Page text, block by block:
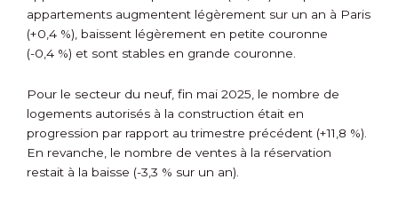
appartements augmentent légèrement sur un an à Paris
(+0,4 %), baissent légèrement en petite couronne
(-0,4 %) et sont stables en grande couronne.
Pour le secteur du neuf, fin mai 2025, le nombre de
logements autorisés à la construction était en
progression par rapport au trimestre précédent (+11,8 %).
En revanche, le nombre de ventes à la réservation
restait à la baisse (-3,3 % sur un an).